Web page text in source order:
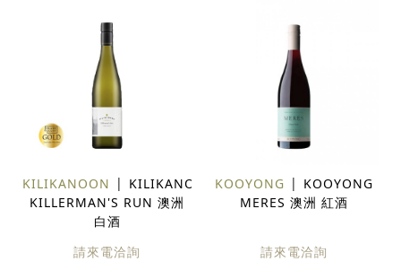
KILIKANOON
KILIKANOON
KILLERMAN'S RUN 澳洲
白酒
請來電洽詢
KOOYONG
KOOYONG
MERES 澳洲 紅酒
請來電洽詢